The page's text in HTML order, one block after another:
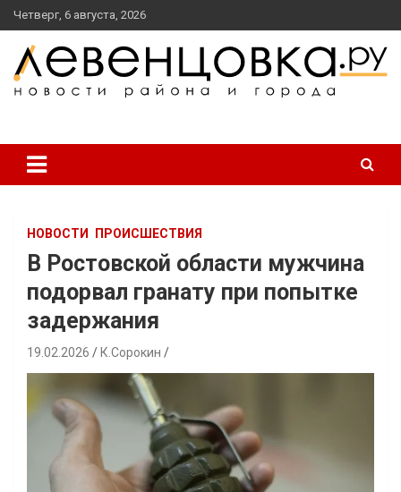
перейти
к
содержанию
Четверг, 6 августа, 2026
НОВОСТИ ПРОИСШЕСТВИЯ
В Ростовской области мужчина
подорвал гранату при попытке
задержания
19.02.2026 К.Сорокин